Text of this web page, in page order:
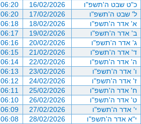
כ"ט שבט ה'תשפ"ו
16/02/2026
06:20
ל' שבט ה'תשפ"ו
17/02/2026
06:20
א' אדר ה'תשפ"ו
18/02/2026
06:18
ב' אדר ה'תשפ"ו
19/02/2026
06:17
ג' אדר ה'תשפ"ו
20/02/2026
06:16
ד' אדר ה'תשפ"ו
21/02/2026
06:15
ה' אדר ה'תשפ"ו
22/02/2026
06:14
ו' אדר ה'תשפ"ו
23/02/2026
06:13
ז' אדר ה'תשפ"ו
24/02/2026
06:12
ח' אדר ה'תשפ"ו
25/02/2026
06:11
ט' אדר ה'תשפ"ו
26/02/2026
06:10
י' אדר ה'תשפ"ו
27/02/2026
06:09
י"א אדר ה'תשפ"ו
28/02/2026
06:08